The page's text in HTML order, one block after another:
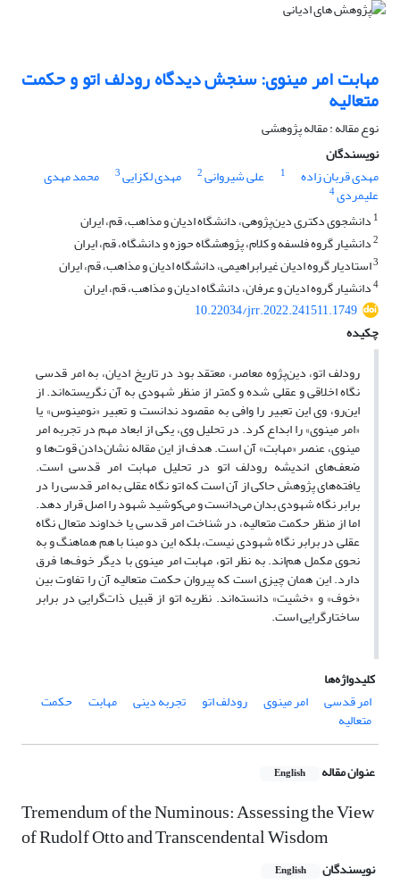
مهابت امر مینوی: سنجش دیدگاه رودلف اتو و حکمت
متعالیه
نوع مقاله : مقاله پژوهشی
نویسندگان
مهدی قربان زاده
1 علی شیروانی2 مهدی لکزایی3 محمد مهدی
علیمردی4
1 دانشجوی دکتری دین‌پژوهی، دانشگاه ادیان و مذاهب، قم، ایران
2دانشیار گروه فلسفه و کلام، پژوهشگاه حوزه و دانشگاه، قم، ایران
3استادیار گروه ادیان غیرابراهیمی، دانشگاه ادیان و مذاهب، قم، ایران
4دانشیار گروه ادیان و عرفان، دانشگاه ادیان و مذاهب، قم، ایران
10.22034/jrr.2022.241511.1749
چکیده
رودلف اتو، دین‌پژوه معاصر، معتقد بود در تاریخ ادیان، به امر قدسی
نگاه اخلاقی و عقلی شده و کمتر از منظر شهودی به آن نگریسته‌اند. از
این‌رو، وی این تعبیر را وافی به مقصود ندانست و تعبیر «نومینوس» یا
«امر مینوی» را ابداع کرد. در تحلیل وی، یکی از ابعاد مهم در تجربه امر
مینوی، عنصر «مهابت» آن است. هدف از این مقاله نشان‌دادن قوت‌ها و
ضعف‌های اندیشه رودلف اتو در تحلیل مهابت امر قدسی است.
یافته‌های پژوهش حاکی از آن است که اتو نگاه عقلی به امر قدسی را در
برابر نگاه شهودی بدان می‌دانست و می‌کوشید شهود را اصل قرار دهد.
اما از منظر حکمت متعالیه، در شناخت امر قدسی یا خداوند متعال نگاه
عقلی در برابر نگاه شهودی نیست، بلکه این دو مبنا با هم هماهنگ و به
نحوی مکمل هم‌اند. به نظر اتو، مهابت امر مینوی با دیگر خوف‌ها فرق
دارد. این همان چیزی است که پیروان حکمت متعالیه آن را تفاوت بین
«خوف» و «خشیت» دانسته‌اند. نظریه اتو از قبیل ذات‌گرایی در برابر
ساختارگرایی است.
کلیدواژه‌ها
امر قدسی
امر مینوی رودلف اتو تجربه دینی مهابت حکمت
متعالیه
عنوان مقاله English
Tremendum of the Numinous: Assessing the View
of Rudolf Otto and Transcendental Wisdom
نویسندگان English